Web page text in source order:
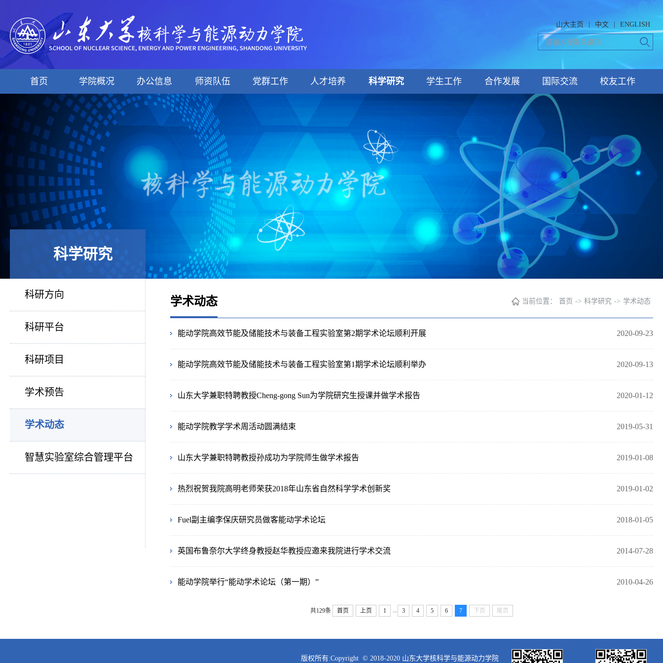
山大主页 中文 ENGLISH
首页 学院概况 办公信息 师资队伍 党群工作 人才培养 科学研究 学生工作 合作发展 国际交流 校友工作
科学研究
科研方向
科研平台
科研项目
学术预告
学术动态
智慧实验室综合管理平台
学术动态 当前位置： 首页 -> 科学研究 -> 学术动态
2020-09-23
能动学院高效节能及储能技术与装备工程实验室第2期学术论坛顺利开展
2020-09-13
能动学院高效节能及储能技术与装备工程实验室第1期学术论坛顺利举办
2020-01-12
山东大学兼职特聘教授Cheng-gong Sun为学院研究生授课并做学术报告
2019-05-31
能动学院教学学术周活动圆满结束
2019-01-08
山东大学兼职特聘教授孙成功为学院师生做学术报告
2019-01-02
热烈祝贺我院高明老师荣获2018年山东省自然科学学术创新奖
2018-01-05
Fuel副主编李保庆研究员做客能动学术论坛
2014-07-28
英国布鲁奈尔大学终身教授赵华教授应邀来我院进行学术交流
2010-04-26
能动学院举行“能动学术论坛（第一期）”
共129条 首页 上页 1 ... 3 4 5 6 7 下页 尾页
版权所有:Copyright © 2018-2020 山东大学核科学与能源动力学院